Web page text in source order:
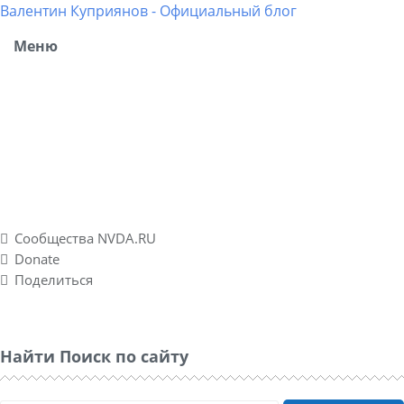
Валентин Куприянов - Официальный блог
Меню
Сообщества NVDA.RU
Donate
Поделиться
Найти Поиск по сайту